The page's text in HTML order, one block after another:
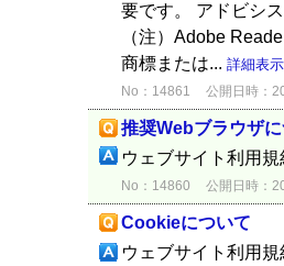
要です。 アドビシ
（注）Adobe
商標または... 詳細表示
No：14861 公開日時：
推奨Webブラウザ
ウェブサイト利用
No：14860 公開日時：
Cookieについて
ウェブサイト利用